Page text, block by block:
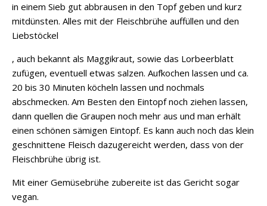
in einem Sieb gut abbrausen in den Topf geben und kurz
mitdünsten. Alles mit der Fleischbrühe auffüllen und den
Liebstöckel
, auch bekannt als Maggikraut, sowie das Lorbeerblatt
zufügen, eventuell etwas salzen. Aufkochen lassen und ca.
20 bis 30 Minuten köcheln lassen und nochmals
abschmecken. Am Besten den Eintopf noch ziehen lassen,
dann quellen die Graupen noch mehr aus und man erhält
einen schönen sämigen Eintopf. Es kann auch noch das klein
geschnittene Fleisch dazugereicht werden, dass von der
Fleischbrühe übrig ist.
Mit einer Gemüsebrühe zubereite ist das Gericht sogar
vegan.